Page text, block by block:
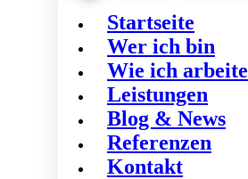
Startseite
Wer ich bin
Wie ich arbeite
Leistungen
Blog & News
Referenzen
Kontakt